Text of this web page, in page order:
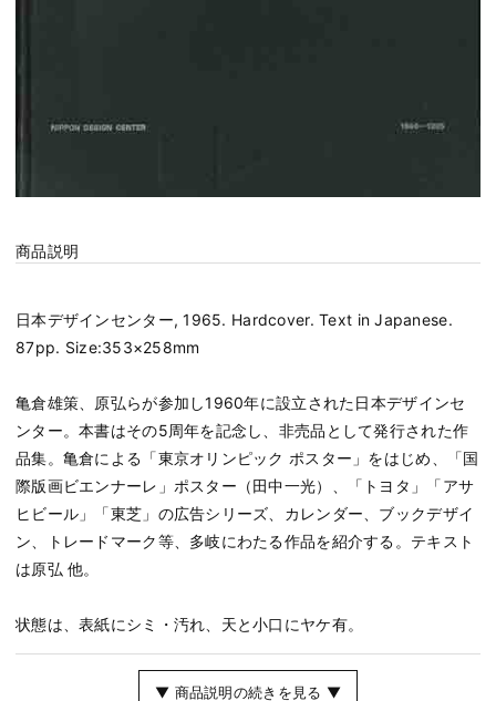
商品説明
日本デザインセンター, 1965. Hardcover. Text in Japanese.
87pp. Size:353×258mm
亀倉雄策、原弘らが参加し1960年に設立された日本デザインセ
ンター。本書はその5周年を記念し、非売品として発行された作
品集。亀倉による「東京オリンピック ポスター」をはじめ、「国
際版画ビエンナーレ」ポスター（田中一光）、「トヨタ」「アサ
ヒビール」「東芝」の広告シリーズ、カレンダー、ブックデザイ
ン、トレードマーク等、多岐にわたる作品を紹介する。テキスト
は原弘 他。
状態は、表紙にシミ・汚れ、天と小口にヤケ有。
▼ 商品説明の続きを見る ▼